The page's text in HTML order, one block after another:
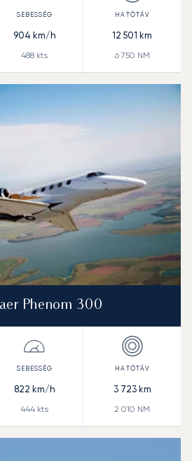
904 km/h
488 kts
12 501 km
6 750 NM
Phenom 300
822 km/h
444 kts
3 723km
2 010 NM